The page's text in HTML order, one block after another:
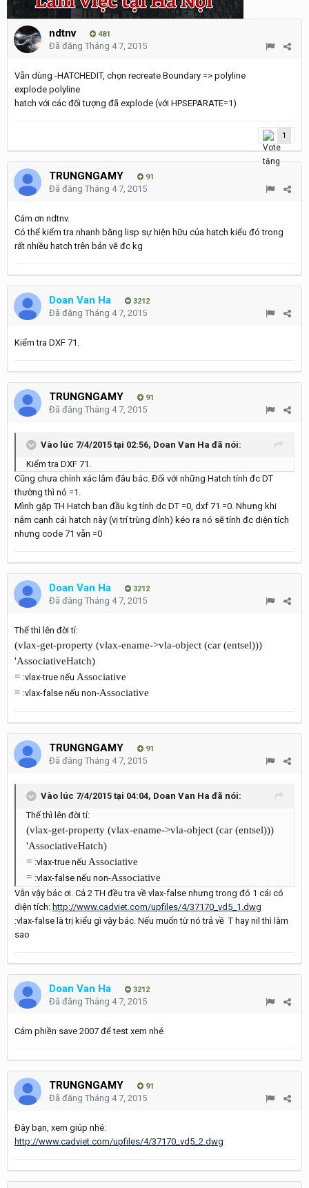
ndtnv 481
Đã đăng Tháng 4 7, 2015
Vẫn dùng -HATCHEDIT, chọn recreate Boundary => polyline
explode polyline
hatch với các đối tượng đã explode (với HPSEPARATE=1)
1
TRUNGNGAMY 91
Đã đăng Tháng 4 7, 2015
Cám ơn ndtnv.
Có thể kiểm tra nhanh bằng lisp sự hiện hữu của hatch kiểu đó trong
rất nhiều hatch trên bản vẽ đc kg
Doan Van Ha 3212
Đã đăng Tháng 4 7, 2015
Kiểm tra DXF 71.
TRUNGNGAMY 91
Đã đăng Tháng 4 7, 2015
Vào lúc 7/4/2015 tại 02:56, Doan Van Ha đã nói:
Kiểm tra DXF 71.
Cũng chưa chính xác lắm đâu bác. Đối với những Hatch tính đc DT
thường thì nó =1.
Mình gặp TH Hatch ban đầu kg tính dc DT =0, dxf 71 =0. Nhưng khi
nắm cạnh cái hatch này (vị trí trùng đỉnh) kéo ra nó sẽ tính đc diện tích
nhưng code 71 vẫn =0
Doan Van Ha 3212
Đã đăng Tháng 4 7, 2015
Thế thì lên đời tí:
(vlax-get-property (vlax-ename->vla-object (car (entsel)))
'AssociativeHatch)
= :vlax-true nếu Associative
= :vlax-false nếu non-Associative
TRUNGNGAMY 91
Đã đăng Tháng 4 7, 2015
Vào lúc 7/4/2015 tại 04:04, Doan Van Ha đã nói:
Thế thì lên đời tí:
(vlax-get-property (vlax-ename->vla-object (car (entsel)))
'AssociativeHatch)
= :vlax-true nếu Associative
= :vlax-false nếu non-Associative
Vẫn vậy bác ơi. Cả 2 TH đều tra về vlax-false nhưng trong đó 1 cái có
diện tích: http://www.cadviet.com/upfiles/4/37170_vd5_1.dwg
:vlax-false là trị kiểu gì vậy bác. Nếu muốn từ nó trả về T hay nil thì làm
sao
Doan Van Ha 3212
Đã đăng Tháng 4 7, 2015
Cảm phiền save 2007 để test xem nhé
TRUNGNGAMY 91
Đã đăng Tháng 4 7, 2015
Đây bạn, xem giúp nhé:
http://www.cadviet.com/upfiles/4/37170_vd5_2.dwg